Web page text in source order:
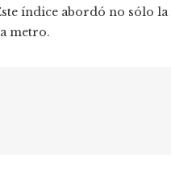
índice abordó no sólo la
metro.